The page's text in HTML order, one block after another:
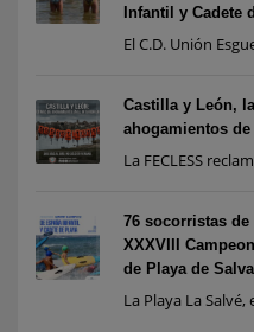
Infantil y Cadete
El C.D. Unión
Castilla y León,
ahogamientos de
La FECLESS
76 socorristas
XXXVIII
de Playa de
La Playa La